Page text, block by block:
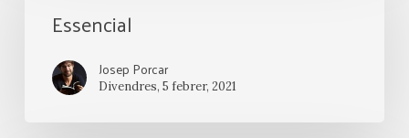
Essencial
Josep Porcar
Divendres, 5 febrer, 2021